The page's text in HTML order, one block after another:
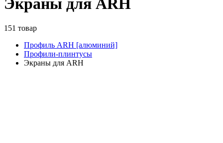
Экраны для ARH
151 товар
Профиль ARH [алюминий]
Профили-плинтусы
Экраны для ARH